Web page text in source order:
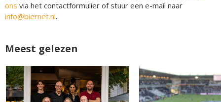
ons via het contactformulier of stuur een e-mail naar
info@biernet.nl.
Meest gelezen